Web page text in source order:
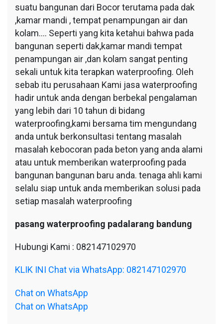
suatu bangunan dari Bocor terutama pada dak
,kamar mandi , tempat penampungan air dan
kolam…. Seperti yang kita ketahui bahwa pada
bangunan seperti dak,kamar mandi tempat
penampungan air ,dan kolam sangat penting
sekali untuk kita terapkan waterproofing. Oleh
sebab itu perusahaan Kami jasa waterproofing
hadir untuk anda dengan berbekal pengalaman
yang lebih dari 10 tahun di bidang
waterproofing,kami bersama tim mengundang
anda untuk berkonsultasi tentang masalah
masalah kebocoran pada beton yang anda alami
atau untuk memberikan waterproofing pada
bangunan bangunan baru anda. tenaga ahli kami
selalu siap untuk anda memberikan solusi pada
setiap masalah waterproofing
pasang waterproofing padalarang bandung
Hubungi Kami : 082147102970
KLIK INI Chat via WhatsApp: 082147102970
Chat on WhatsApp
Chat on WhatsApp